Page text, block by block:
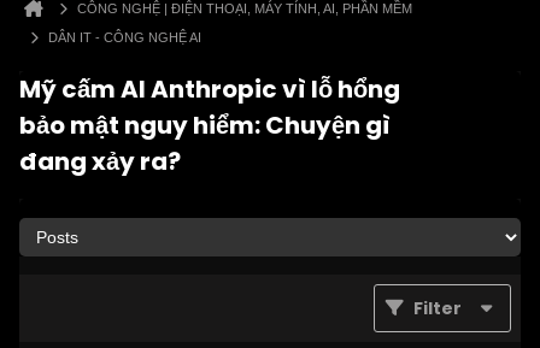
CÔNG NGHỆ | ĐIỆN THOẠI, MÁY TÍNH, AI, PHẦN MỀM
DÂN IT - CÔNG NGHỆ AI
Mỹ cấm AI Anthropic vì lỗ hổng
bảo mật nguy hiểm: Chuyện gì
đang xảy ra?
Filter